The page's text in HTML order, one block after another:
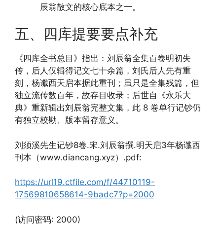
辰翁散文的核心底本之一。
五、四库提要要点补充
《四库全书总目》指出：刘辰翁全集百卷明初失
传，后人仅辑得记文七十余篇，刘氏后人先有重
刻，杨谶西天启本据此重刊；虽只是全集残篇，但
独立流传数百年，故存目收录；后世自《永乐大
典》重新辑出刘辰翁完整文集，此 8 卷单行记钞仍
有独立校勘、版本留存意义。
刘须溪先生记钞8卷.宋.刘辰翁撰.明天启3年杨谶西
刊本（www.diancang.xyz）.pdf:
https://url19.ctfile.com/f/44710119-
17569810658614-9badc7?p=2000
(访问密码: 2000)